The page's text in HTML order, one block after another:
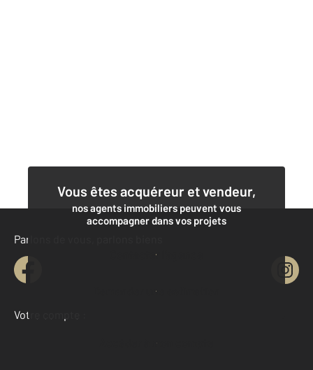
Vous êtes acquéreur et vendeur,
nos agents immobiliers peuvent vous
accompagner dans vos projets
Contacter l'agence
Demander une estimation
Parlons de vous, parlons biens
Votre compte :
Accéder à mon compte